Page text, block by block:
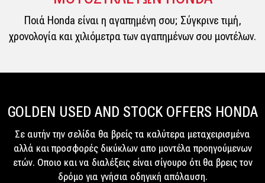
Ποιά Honda είναι η αγαπημένη σου; Σύγκρινε τιμή,
χρονολογία και χιλιόμετρα των αγαπημένων σου μοντέλων.
GOLDEN USED AND STOCK OFFERS HONDA
Σε αυτήν την σελίδα θα βρείς τα καλύτερα μεταχειρισμένα
αλλά και προσφορές δικύκλων απο μοντέλα προηγούμενων
ετών. Οποιο και να διαλέξεις είναι σίγουρο ότι θα βρεις τον
δρόμο για γνήσια οδηγική απόλαυση.